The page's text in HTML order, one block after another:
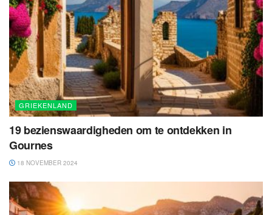
GRIEKENLAND
19 bezienswaardigheden om te ontdekken in
Gournes
18 NOVEMBER 2024